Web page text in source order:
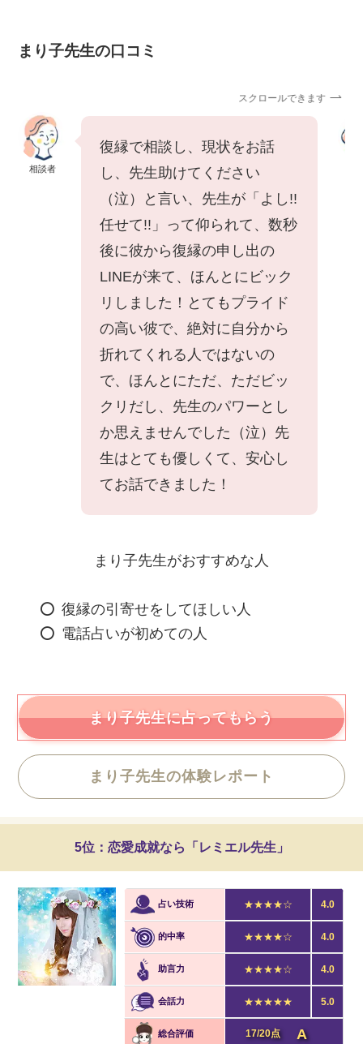
まり子先生の口コミ
スクロールできます
相談者
復縁で相談し、現状をお話
し、先生助けてください
（泣）と言い、先生が「よし!!
任せて!!」って仰られて、数秒
後に彼から復縁の申し出の
LINEが来て、ほんとにビック
リしました！とてもプライド
の高い彼で、絶対に自分から
折れてくれる人ではないの
で、ほんとにただ、ただビッ
クリだし、先生のパワーとし
か思えませんでした（泣）先
生はとても優しくて、安心し
てお話できました！
まり子先生がおすすめな人
復縁の引寄せをしてほしい人
電話占いが初めての人
まり子先生に占ってもらう
まり子先生の体験レポート
5位：恋愛成就なら「レミエル先生」
占い技術 ★★★★☆ 4.0
的中率 ★★★★☆ 4.0
助言力 ★★★★☆ 4.0
会話力 ★★★★★ 5.0
総合評価 17/20点 A